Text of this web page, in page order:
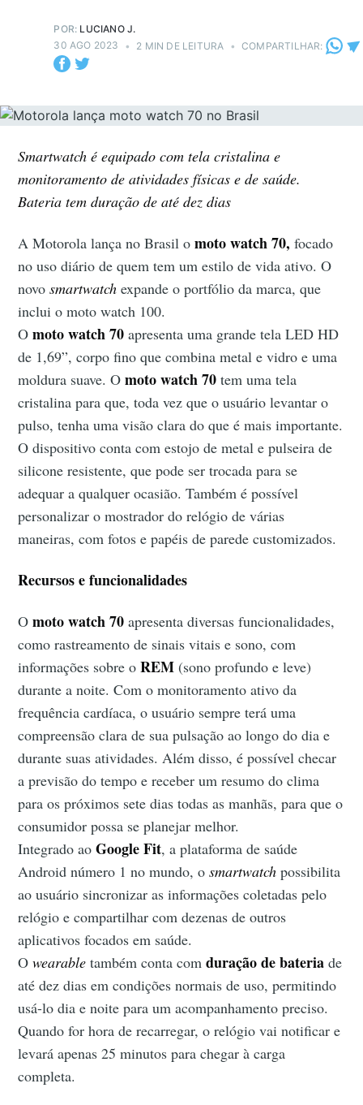
POR: LUCIANO J.
30 AGO 2023
• 2 MIN DE LEITURA • COMPARTILHAR:
Smartwatch é equipado com tela cristalina e
monitoramento de atividades físicas e de saúde.
Bateria tem duração de até dez dias
A Motorola lança no Brasil omoto watch 70,focado
no uso diário de quem tem um estilo de vida ativo. O
novosmartwatch expande o portfólio da marca, que
inclui o moto watch 100.
Omoto watch 70apresenta uma grande tela LED HD
de 1,69”, corpo fino que combina metal e vidro e uma
moldura suave. Omoto watch 70 tem uma tela
cristalina para que, toda vez que o usuário levantar o
pulso, tenha uma visão clara do que é mais importante.
O dispositivo conta com estojo de metal e pulseira de
silicone resistente, que pode ser trocada para se
adequar a qualquer ocasião. Também é possível
personalizar o mostrador do relógio de várias
maneiras, com fotos e papéis de parede customizados.
Recursos e funcionalidades
Omoto watch 70 apresenta diversas funcionalidades,
como rastreamento de sinais vitais e sono, com
informações sobre oREM (sono profundo e leve)
durante a noite. Com o monitoramento ativo da
frequência cardíaca, o usuário sempre terá uma
compreensão clara de sua pulsação ao longo do dia e
durante suas atividades. Além disso, é possível checar
a previsão do tempo e receber um resumo do clima
para os próximos sete dias todas as manhãs, para que o
consumidor possa se planejar melhor.
Integrado aoGoogle Fit, a plataforma de saúde
Android número 1 no mundo, osmartwatch possibilita
ao usuário sincronizar as informações coletadas pelo
relógio e compartilhar com dezenas de outros
aplicativos focados em saúde.
Owearable também conta comduração de bateria de
até dez dias em condições normais de uso, permitindo
usá-lo dia e noite para um acompanhamento preciso.
Quando for hora de recarregar, o relógio vai notificar e
levará apenas 25 minutos para chegar à carga
completa.